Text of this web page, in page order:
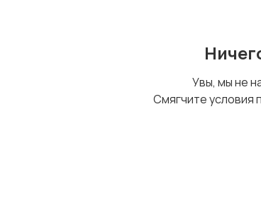
Увы, мы не
Смягчите условия